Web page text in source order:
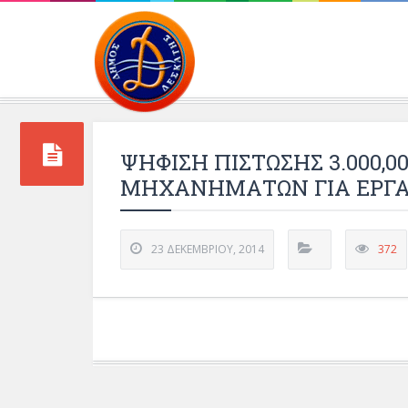
ΨΗΦΙΣΗ ΠΙΣΤΩΣΗΣ
ΜΗΧΑΝΗΜΑΤΩΝ ΓΙΑ
23 ΔΕΚΕΜΒΡΊΟΥ, 2014 372